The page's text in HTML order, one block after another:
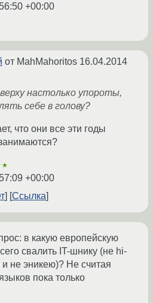
+00:00
от MahMahoritos 16.04.2014
настолько упороты,
себе в голову?
что они все эти годы
+00:00
Ссылка
в какую европейскую
свалить IT-шнику (не hi-
и не эникею)? Не считая
пока только